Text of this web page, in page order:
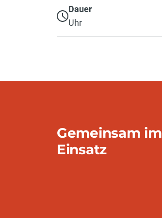
Dauer
Uhr
Gemeinsam im
Einsatz